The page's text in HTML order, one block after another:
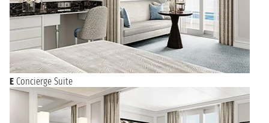
E Concierge Suite